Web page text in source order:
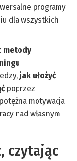
programy
dla wszystkich
metody
jak ułożyć
poprzez
motywacja
nad własnym
czytając